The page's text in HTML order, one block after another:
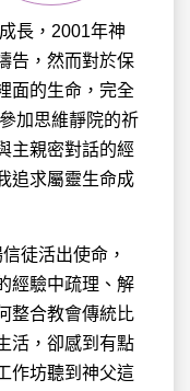
長 ，2001年神
告，然而對於保
面的生命，完全
加思維靜院的祈
主親密對話的經
追求屬靈生命成
徒活出使命，
經驗中疏理、解
整合教會傳統比
活，卻感到有點
作坊聽到神父這